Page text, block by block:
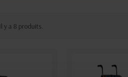
Il y a 8 produits.